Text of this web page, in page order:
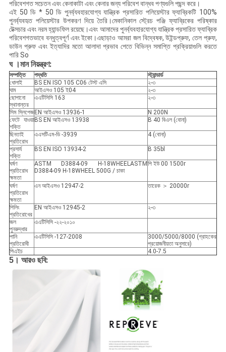
পরিবেশগত সচেতন এবং কেনাকাটা এবং কেনার জন্য পরিবেশ বান্ধব পণ্যগুলি পছন্দ করে।
এই 50 ডি * 50 ডি পুনর্ব্যবহারযোগ্য যান্ত্রিক প্রসারিত পলিয়েস্টার ফ্যাব্রিকটি 100%
পুনর্ব্যবহৃত পলিয়েস্টার উপকরণ দিয়ে তৈরি।মেকানিকাল স্ট্রেচ পঞ্জি ফ্যাব্রিকের পরিষ্কার
টেক্সচার এবং নরম হ্যান্ডফিল রয়েছে।এবং আমাদের পুনর্ব্যবহারযোগ্য যান্ত্রিক প্রসারিত ফ্যাব্রিক
পরিবেশগতভাবে বন্ধুত্বপূর্ণ এবং ইকো।এছাড়াও আমরা জল বিদ্বেষক, উইন্ডপ্রুফ, তেল প্রুফ,
ডাউন প্রুফ এবং ইত্যাদির মতো আলাদা প্রভাব পেতে বিভিন্ন সমাপ্তি প্রক্রিয়াগুলি করতে
পারি So
ঘ ।মান নিয়ন্ত্রণ:
সম্পত্তি পদ্ধতি
স্ট্যান্ডার্ড
ধোলাই
BS EN ISO 105 C06 টেস্ট এসি
২-৩
ঘাম
আইএসও 105 ই04
২-৩
ছোপানো
স্থানান্তর
এএটিসিসি 163 ২-৩
সিম স্লিপেজ EN আইএসও 13936-1
N 200N
ফেটে যাওয়া
শক্তি
BS EN আইএসও 13938 B 40 বিএল (বোনা)
ছিনতাই
প্রতিরোধ
এএসটিএম-ডি -3939 4 (বোনা)
প্রসার্য
শক্তি
BS EN ISO 13934-2 B 35bl
ঘর্ষণ
প্রতিরোধ
ক্ষমতা
ASTM D3884-09 H-18WHEELASTM
D3884-09 H-18WHEEL 500G / চাকা
পি ইউ 00 1500r
ঘর্ষণ
প্রতিরোধ
ক্ষমতা
এন আইএসও 12947-2 তারেক ＞ 20000r
পিলিং
প্রতিরোধের
EN আইএসও 12945-2 ২-৩
জল
পুনরুদ্ধার
এএটিসিসি -২২-২০১০
পানি
প্রতিরোধী
এএটিসিসি -127-2008
3000/5000/8000 (গ্রাহকের
প্রয়োজনীয়তা অনুসারে)
পিএইচ
4.0-7.5
5। আরও ছবি: